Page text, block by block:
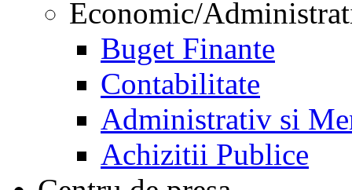
Economic/
Buget Finante
Contabilitate
Administrativ si
Achizitii Publice